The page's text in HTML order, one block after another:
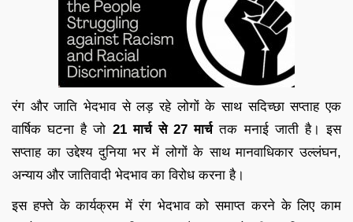
रंग और जाति भेदभाव से लड़ रहे लोगों के साथ सदिच्छा सप्ताह एक
वार्षिक घटना है जो 21 मार्च से 27 मार्चतक मनाई जाती है। इस
सप्ताह का उद्देश्य दुनिया भर में लोगों के साथ मानवाधिकार उल्लंघन,
अन्याय और जातिवादी भेदभाव का विरोध करना है।
इस हफ्ते के कार्यक्रम में रंग भेदभाव को समाप्त करने के लिए काम